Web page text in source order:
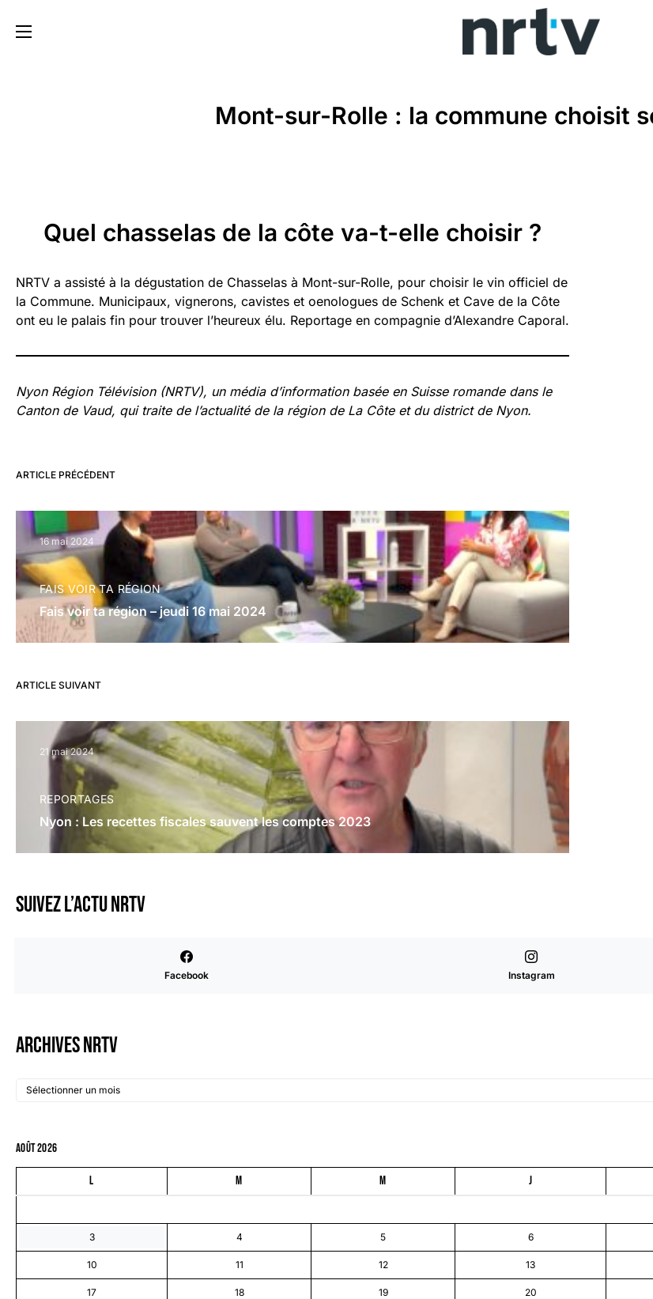
Mont-sur-Rolle : la commune choisit
Quel chasselas de la côte va-t-elle choisir ?
NRTV a assisté à la dégustation de Chasselas à Mont-sur-Rolle, pour choisir le vin officiel de
la Commune. Municipaux, vignerons, cavistes et oenologues de Schenk et Cave de la Côte
ont eu le palais fin pour trouver l’heureux élu. Reportage en compagnie d’Alexandre Caporal.
Nyon Région Télévision (NRTV), un média d’information basée en Suisse romande dans le
Canton de Vaud, qui traite de l’actualité de la région de La Côte et du district de Nyon.
ARTICLE PRÉCÉDENT
16 mai 2024
FAIS VOIR TA RÉGION
Fais voir ta région – jeudi 16 mai 2024
ARTICLE SUIVANT
21 mai 2024
REPORTAGES
Nyon : Les recettes fiscales sauvent les comptes 2023
Suivez l’actu NRTV
Facebook Instagram
Archives NRTV
août 2026
L M M J
3 4 5 6
10 11 12 13
17 18 19 20